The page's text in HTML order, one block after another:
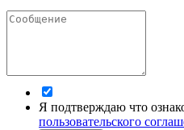
Я подтверждаю что
пользовательского